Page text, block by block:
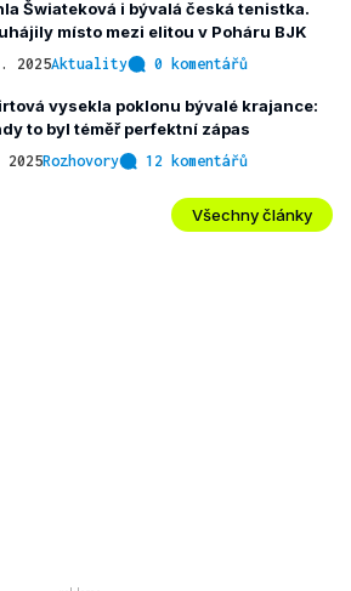
Šwiateková i bývalá česká tenistka.
místo mezi elitou v Poháru BJK
2025Aktuality 0 komentářů
vysekla poklonu bývalé krajance:
to byl téměř perfektní zápas
Rozhovory 12 komentářů
Všechny články